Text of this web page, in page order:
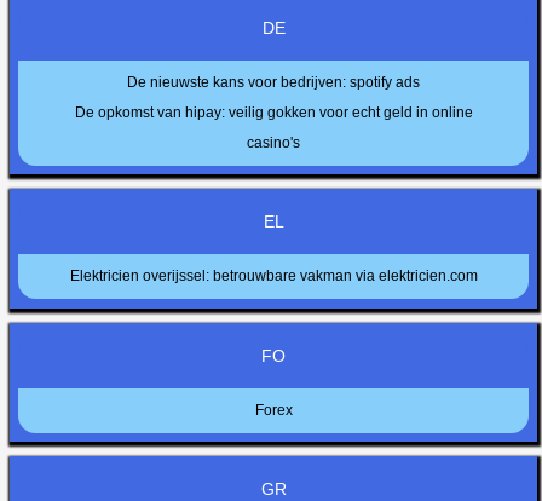
DE
De nieuwste kans voor bedrijven: spotify ads
De opkomst van hipay: veilig gokken voor echt geld in online
casino's
EL
Elektricien overijssel: betrouwbare vakman via elektricien.com
FO
Forex
GR